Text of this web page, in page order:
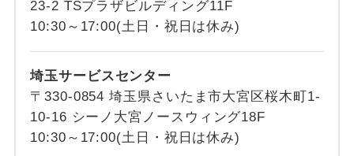
23-2 TSプラザビルディング11F
10:30～17:00(土日・祝日は休み)
埼玉サービスセンター
〒330-0854 埼玉県さいたま市大宮区桜木町1-
10-16 シーノ大宮ノースウィング18F
10:30～17:00(土日・祝日は休み)